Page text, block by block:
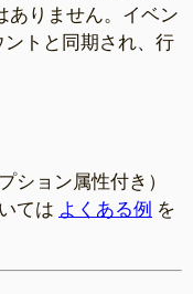
ありません。イベン
ントと同期され、行
プション属性付き）
ては よくある例 を